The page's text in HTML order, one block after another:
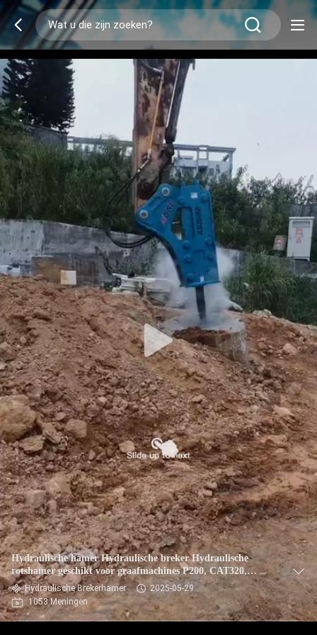
Hydraulische hamer Hydraulische breker Hydraulische
rotshamer geschikt voor graafmachines P200, CAT320,
SK200, SK230, HD820
Hydraulische Brekerhamer
2025-05-29
1053 Meningen